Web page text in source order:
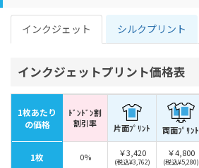
インクジェット シルクプリント
インクジェットプリント価格表
1枚あたり
の価格
ﾄﾞﾝﾄﾞﾝ割
割引率
片面ﾌﾟﾘﾝﾄ 両面ﾌﾟﾘﾝﾄ
1枚 0% ￥3,420
(税込¥3,762)
￥4,800
(税込¥5,280)